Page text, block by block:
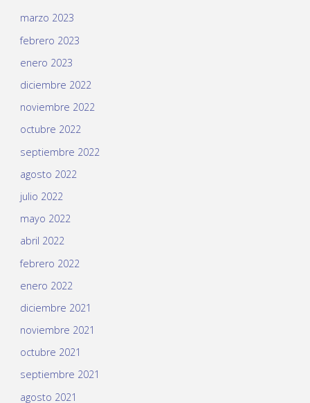
marzo 2023
febrero 2023
enero 2023
diciembre 2022
noviembre 2022
octubre 2022
septiembre 2022
agosto 2022
julio 2022
mayo 2022
abril 2022
febrero 2022
enero 2022
diciembre 2021
noviembre 2021
octubre 2021
septiembre 2021
agosto 2021